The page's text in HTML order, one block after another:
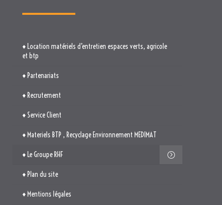
♦ Recrutement
♦ Materiels BTP , Recyclage Environnement MEDIMAT
♦ Le Groupe RHF
♦ Plan du site
♦ Mentions légales
♦ Politique de cookies (UE)
TROUVEZ-NOUS